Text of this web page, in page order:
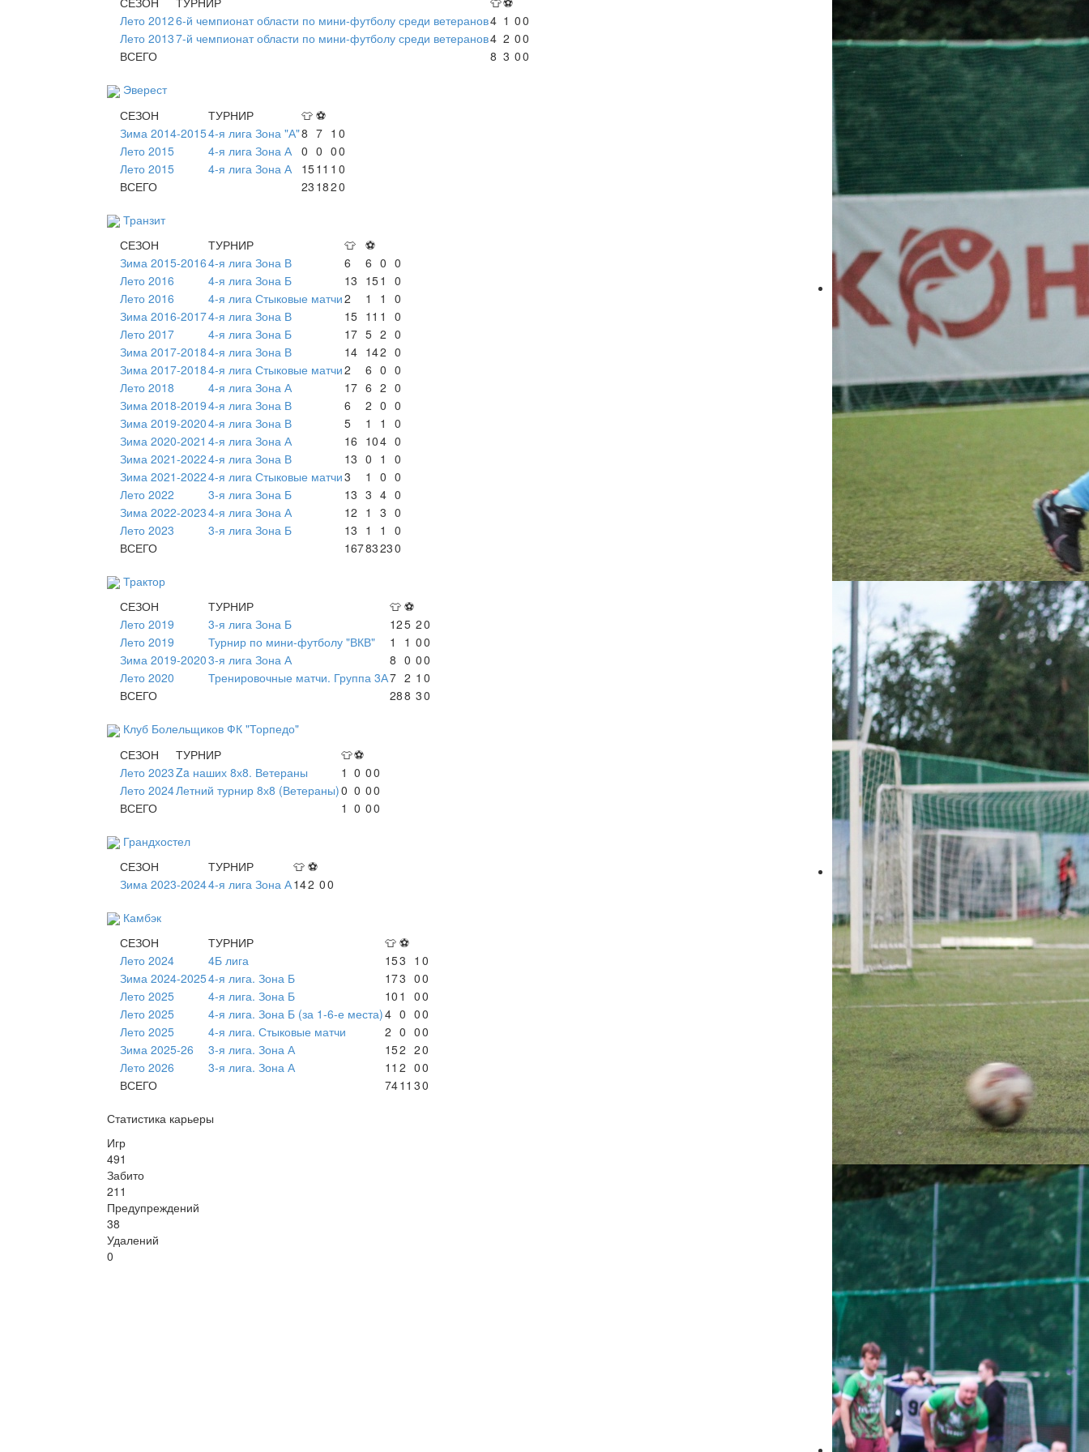
Лето 20126-й чемпионат области по мини-футболу среди ветеранов4 1 00
Лето 20137-й чемпионат области по мини-футболу среди ветеранов4 2 00
ВСЕГО
8 3 00
Эверест
СЕЗОН
ТУРНИР 👕 ⚽
Зима 2014-20154-я лига Зона "А"8 7 1 0
Лето 2015
4-я лига Зона А 0 0 00
Лето 2015
4-я лига Зона А 1511 1 0
ВСЕГО
23 1820
Транзит
СЕЗОН
ТУРНИР 👕 ⚽
Зима 2015-20164-я лига Зона В 6 6 0 0
Лето 2016
4-я лига Зона Б 13 151
0
Лето 2016
4-я лига Стыковые матчи2 1 1
0
Зима 2016-20174-я лига Зона В 15 11 1
0
Лето 2017
4-я лига Зона Б 17 5 2 0
Зима 2017-20184-я лига Зона В 14 142 0
Зима 2017-20184-я лига Стыковые матчи2 6 0 0
Лето 2018
4-я лига Зона А 17 6 2 0
Зима 2018-20194-я лига Зона В 6 2 0 0
Зима 2019-20204-я лига Зона В 5 1 1
0
Зима 2020-2021 4-я лига Зона А 16 104 0
Зима 2021-20224-я лига Зона В 13 0 1
0
Зима 2021-20224-я лига Стыковые матчи3 1 0 0
Лето 2022
3-я лига Зона Б 13 3 4 0
Зима 2022-20234-я лига Зона А 12 1 3 0
Лето 2023
3-я лига Зона Б 13 1 1
0
ВСЕГО
16783230
Трактор
СЕЗОН
ТУРНИР 👕 ⚽
Лето 2019
3-я лига Зона Б 125 20
Лето 2019
Турнир по мини-футболу "ВКВ" 1 1 00
Зима 2019-20203-я лига Зона А 8 0 00
Лето 2020
Тренировочные матчи. Группа 3А7 2 1 0
ВСЕГО
288 30
Клуб Болельщиков ФК "Торпедо"
СЕЗОН
ТУРНИР 👕⚽
Лето 2023Za наших 8х8. Ветераны 1 0 00
Лето 2024Летний турнир 8х8 (Ветераны)0 0 00
ВСЕГО
1 0 00
Грандхостел
СЕЗОН
ТУРНИР 👕 ⚽
Зима 2023-20244-я лига Зона А142 00
Камбэк
СЕЗОН
ТУРНИР 👕 ⚽
Лето 2024
4Б лига 153 1 0
Зима 2024-20254-я лига. Зона Б 173 00
Лето 2025
4-я лига. Зона Б 10 1 00
Лето 2025
4-я лига. Зона Б (за 1-6-е места)4 0 00
Лето 2025
4-я лига. Стыковые матчи 2 0 00
Зима 2025-26
3-я лига. Зона А 152 20
Лето 2026
3-я лига. Зона А 11 2 00
ВСЕГО
7411 30
Статистика карьеры
Игр
491
Забито
211
Предупреждений
38
Удалений
0